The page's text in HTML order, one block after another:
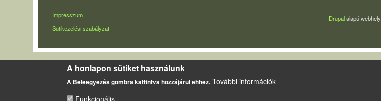
LÁBLÉC
Impresszum
Sütikezelési szabályzat
Drupalalapú webhely
A honlapon sütiket használunk
A Beleegyezés gombra kattintva hozzájárul ehhez. További információk
Funkcionális